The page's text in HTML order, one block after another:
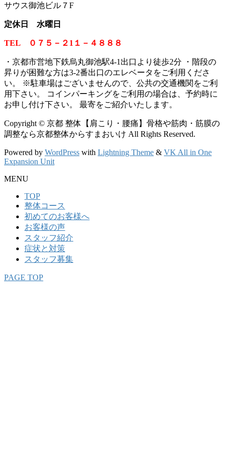
サウス御池ビル７F
定休日 水曜日
TEL ０７５－２1１－４８８８
・京都市営地下鉄烏丸御池駅4-1出口より徒歩2分 ・階段の
昇りが困難な方は3-2番出口のエレベータをご利用くださ
い。
※駐車場はございませんので、公共の交通機関をご利
用下さい。 コインパーキングをご利用の場合は、予約時に
お申し付け下さい。 最寄をご紹介いたします。
Copyright © 京都 整体【肩こり・腰痛】骨格や筋肉・筋膜の
調整なら京都整体からすまおいけ All Rights Reserved.
Powered by WordPress with Lightning Theme & VK All in One
Expansion Unit
MENU
TOP
整体コース
初めてのお客様へ
お客様の声
スタッフ紹介
症状と対策
スタッフ募集
PAGE TOP